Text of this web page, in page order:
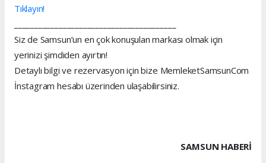
Tıklayın!
Siz de Samsun’un en çok konuşulan markası olmak için
yerinizi şimdiden ayırtın!
Detaylı bilgi ve rezervasyon için bize MemleketSamsunCom
İnstagram hesabı üzerinden ulaşabilirsiniz.
SAMSUN HABERİ